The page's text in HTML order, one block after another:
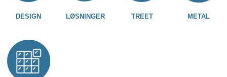
DESIGN LØSNINGER TREET METAL